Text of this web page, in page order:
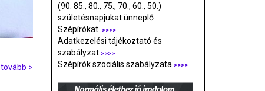
tovább >
(90. 85., 80., 75., 70., 60., 50.)
születésnapjukat ünneplő
Szépírókat
>>>>
Adatkezelési tájékoztató és
szabályzat >>>>
Szépírók szociális szabályzata >>>>